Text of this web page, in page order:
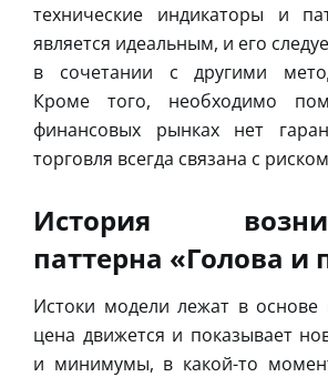
технические индикаторы и
является идеальным, и его
в сочетании с другими
Кроме того, необходимо
финансовых рынках нет
торговля всегда связана с
История
паттерна «Голова и
Истоки модели лежат в основе
цена движется и показывает
и минимумы, в какой-то